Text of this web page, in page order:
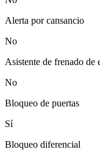
Alerta por cansancio
No
Asistente de frenado de
No
Bloqueo de puertas
Sí
Bloqueo diferencial